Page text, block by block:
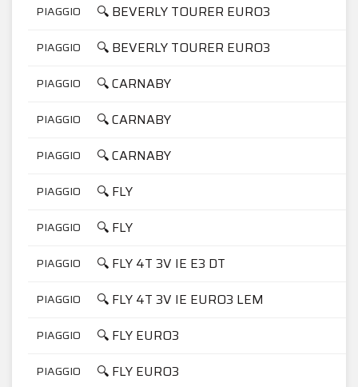
PIAGGIO 🔍 BEVERLY TOURER EURO3
PIAGGIO 🔍 BEVERLY TOURER EURO3
PIAGGIO 🔍 CARNABY
PIAGGIO 🔍 CARNABY
PIAGGIO 🔍 CARNABY
PIAGGIO 🔍 FLY
PIAGGIO 🔍 FLY
PIAGGIO 🔍 FLY 4T 3V IE E3 DT
PIAGGIO 🔍 FLY 4T 3V IE EURO3 LEM
PIAGGIO 🔍 FLY EURO3
PIAGGIO 🔍 FLY EURO3